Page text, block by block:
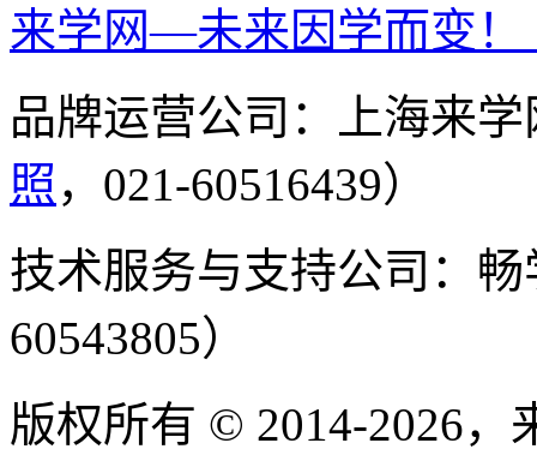
来学网—未来因学而变！
品牌运营公司：上海来
照 ，021-60516439）
技术服务与支持公司：
60543805）
版权所有 © 2014-2026，